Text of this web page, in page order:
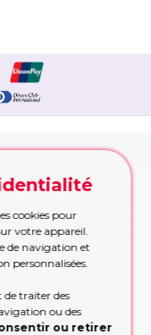
ne pas
temps
urgentes
cookies pour
votre appareil.
de navigation et
personnalisées.
de traiter des
ou des
ou retirer